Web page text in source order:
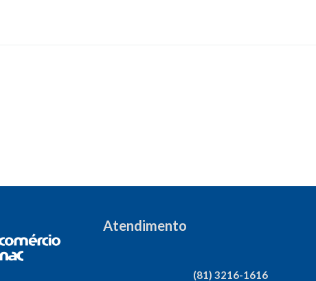
Atendimento
(81) 3216-1616